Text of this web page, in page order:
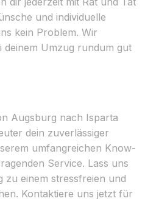
und individuelle
kein Problem. Wir
deinem Umzug rundum gut
Augsburg nach Isparta
dein zuverlässiger
umfangreichen Know-
Service. Lass uns
zu einem stressfreien und
Kontaktiere uns jetzt für